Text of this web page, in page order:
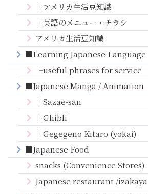
├アメリカ生活豆知識
├英語のメニュー・チラシ
アメリカ生活豆知識
■Learning Japanese Language
├useful phrases for service
■Japanese Manga / Animation
├Sazae-san
├Ghibli
├Gegegeno Kitaro (yokai)
■Japanese Food
snacks (Convenience Stores)
Japanese restaurant /izakaya